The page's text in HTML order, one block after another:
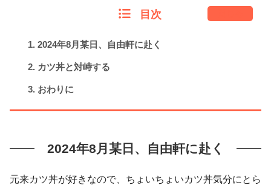
目次
2024年8月某日、自由軒に赴く
カツ丼と対峙する
おわりに
2024年8月某日、自由軒に赴く
元来カツ丼が好きなので、ちょいちょいカツ丼気分にとら